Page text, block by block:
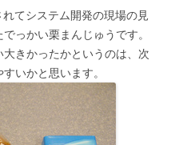
てシステム開発の現場の見
っかい栗まんじゅうです。
きかったかというのは、次
いかと思います。